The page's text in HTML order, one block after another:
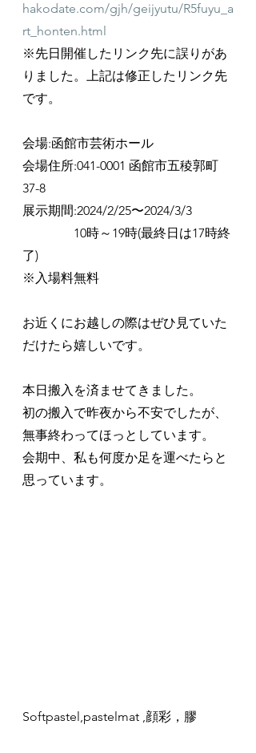
hakodate.com/gjh/geijyutu/R5fuyu_a
rt_honten.html
※先日開催したリンク先に誤りがあ
りました。上記は修正したリンク先
です。
会場:函館市芸術ホール
会場住所:041-0001 函館市五稜郭町
37-8
展示期間:2024/2/25〜2024/3/3
10時～19時(最終日は17時終
了)
※入場料無料
お近くにお越しの際はぜひ見ていた
だけたら嬉しいです。
本日搬入を済ませてきました。
初の搬入で昨夜から不安でしたが、
無事終わってほっとしています。
会期中、私も何度か足を運べたらと
思っています。
Softpastel,pastelmat ,顔彩，膠